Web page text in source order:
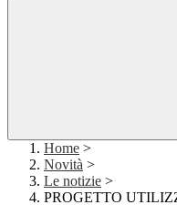
Home >
Novità >
Le notizie >
PROGETTO